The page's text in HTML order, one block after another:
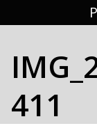
al
411